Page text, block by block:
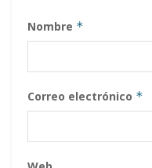
Nombre *
Correo electrónico *